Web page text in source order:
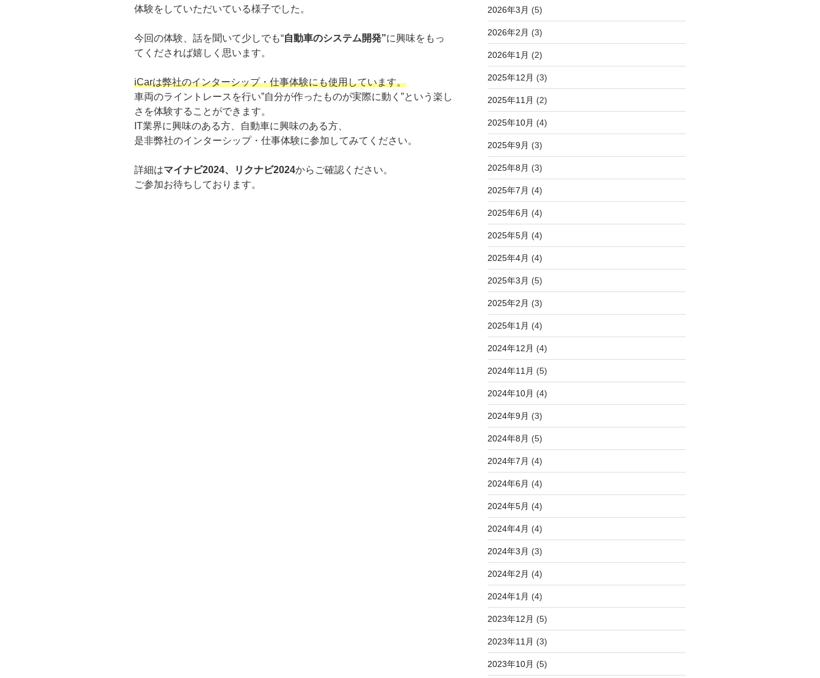
体験をしていただいている様子でした。
今回の体験、話を聞いて少しでも“自動車のシステム開発”に興味をもっ
てくだされば嬉しく思います。
iCarは弊社のインターシップ・仕事体験にも使用しています。
車両のライントレースを行い”自分が作ったものが実際に動く”という楽し
さを体験することができます。
IT業界に興味のある方、自動車に興味のある方、
是非弊社のインターシップ・仕事体験に参加してみてください。
詳細はマイナビ2024、リクナビ2024からご確認ください。
ご参加お待ちしております。
2026年3月 (5)
2026年2月 (3)
2026年1月 (2)
2025年12月 (3)
2025年11月 (2)
2025年10月 (4)
2025年9月 (3)
2025年8月 (3)
2025年7月 (4)
2025年6月 (4)
2025年5月 (4)
2025年4月 (4)
2025年3月 (5)
2025年2月 (3)
2025年1月 (4)
2024年12月 (4)
2024年11月 (5)
2024年10月 (4)
2024年9月 (3)
2024年8月 (5)
2024年7月 (4)
2024年6月 (4)
2024年5月 (4)
2024年4月 (4)
2024年3月 (3)
2024年2月 (4)
2024年1月 (4)
2023年12月 (5)
2023年11月 (3)
2023年10月 (5)